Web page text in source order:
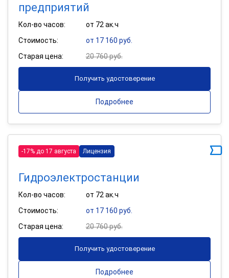
предприятий
Кол-во часов:
от 72 ак.ч
Стоимость:
от 17 160 руб.
Старая цена:
20 760 руб.
Получить удостоверение
Подробнее
-17% до 17 августа Лицензия
Гидроэлектростанции
Кол-во часов:
от 72 ак.ч
Стоимость:
от 17 160 руб.
Старая цена:
20 760 руб.
Получить удостоверение
Подробнее